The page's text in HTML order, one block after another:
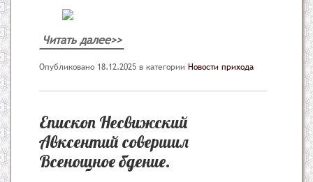
Читать далее>>
Опубликовано 18.12.2025 в категории Новости прихода
Епископ Несвижский
Авксентий совершил
Всенощное бдение.